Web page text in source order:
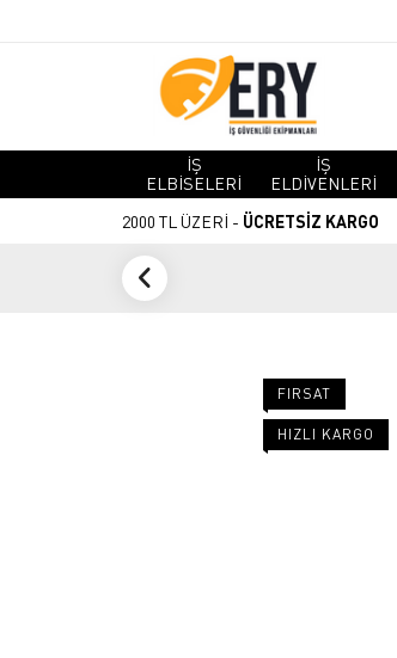
İŞ
ELBİSELERİ
İŞ
ELDİVENLERİ
2000 TL ÜZERİ - ÜCRETSİZ KARGO
FIRSAT
HIZLI KARGO